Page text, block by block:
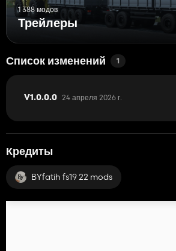
1 388 модов
Трейлеры
Список изменений 1
V1.0.0.0 24 апреля 2026 г.
Кредиты
BYfatih fs19 22 mods